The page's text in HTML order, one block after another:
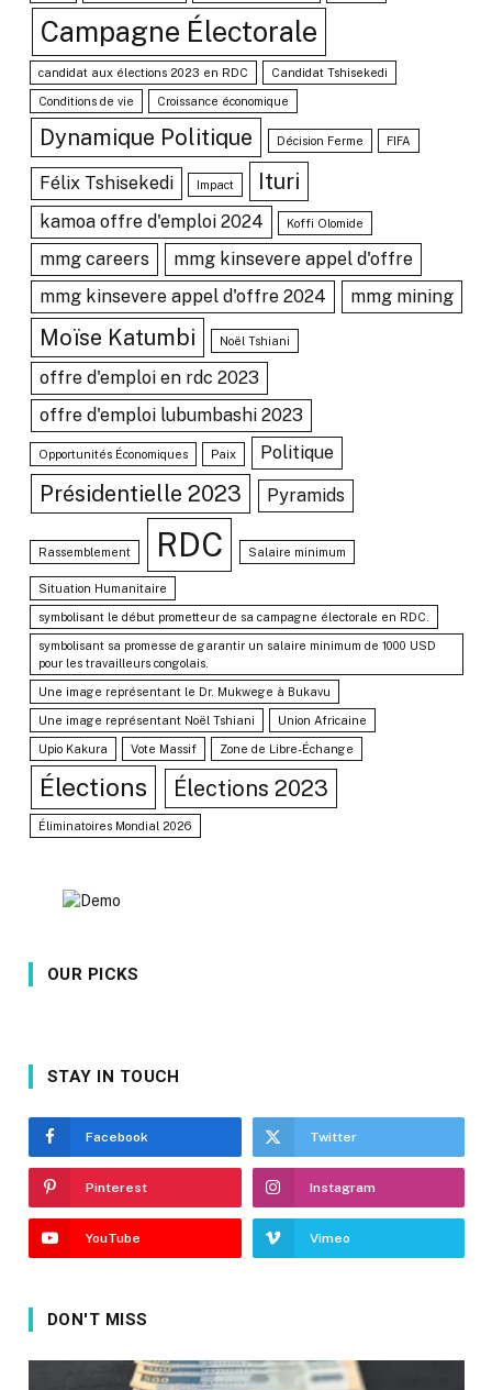
Campagne Électorale
candidat aux élections 2023 en RDC Candidat Tshisekedi
Conditions de vie Croissance économique
Dynamique Politique Décision Ferme FIFA
Félix Tshisekedi Impact Ituri
kamoa offre d'emploi 2024 Koffi Olomide
mmg careers
mmg kinsevere appel d'offre
mmg kinsevere appel d'offre 2024
mmg mining
Moïse Katumbi Noël Tshiani
offre d'emploi en rdc 2023
offre d'emploi lubumbashi 2023
Opportunités Économiques Paix Politique
Présidentielle 2023 Pyramids
Rassemblement RDC Salaire minimum
Situation Humanitaire
symbolisant le début prometteur de sa campagne électorale en RDC.
symbolisant sa promesse de garantir un salaire minimum de 1000 USD
pour les travailleurs congolais.
Une image représentant le Dr. Mukwege à Bukavu
Une image représentant Noël Tshiani Union Africaine
Upio Kakura Vote Massif Zone de Libre-Échange
Élections Élections 2023
Éliminatoires Mondial 2026
OUR PICKS
STAY IN TOUCH
Facebook Twitter
Pinterest Instagram
YouTube Vimeo
DON'T MISS